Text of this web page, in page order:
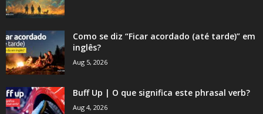
Como se diz “Ficar acordado (até tarde)” em
inglês?
Aug 5, 2026
Buff Up | O que significa este phrasal verb?
Aug 4, 2026